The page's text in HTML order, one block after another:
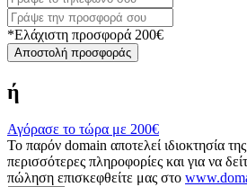
*Ελάχιστη προσφορά 200€
Αποστολή προσφοράς
ή
Αγόρασε το τώρα με 200€
Το παρόν domain αποτελεί ιδιοκτησία
περισσότερες πληροφορίες και για να
πώληση επισκεφθείτε μας στο